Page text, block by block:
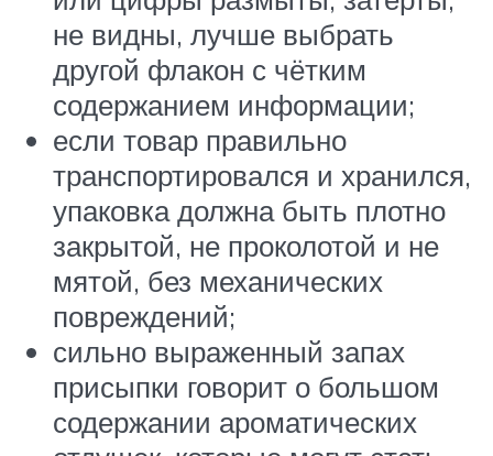
не видны, лучше выбрать
другой флакон с чётким
содержанием информации;
если товар правильно
транспортировался и хранился,
упаковка должна быть плотно
закрытой, не проколотой и не
мятой, без механических
повреждений;
сильно выраженный запах
присыпки говорит о большом
содержании ароматических